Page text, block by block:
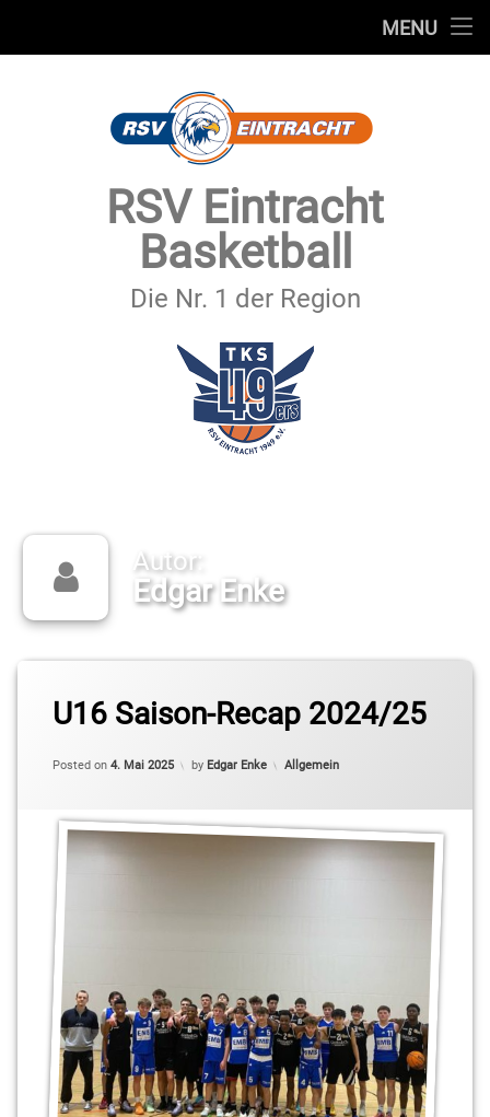
MENU
SECHSTER MANN
IMPRESSUM & DATENSCHUTZ
RSV Eintracht
Basketball
Die Nr. 1 der Region
Autor:
Edgar Enke
U16 Saison-Recap 2024/25
Posted on 4. Mai 2025 by Edgar Enke Categories:
Allgemein